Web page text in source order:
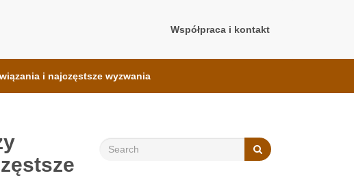
Współpraca i kontakt
i najczęstsze wyzwania